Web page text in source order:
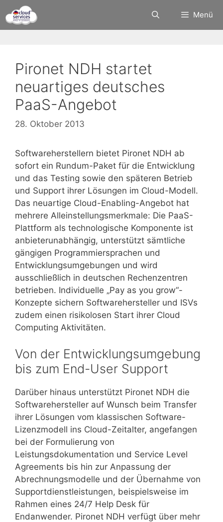
Inhalt
springen
Menü
Pironet NDH startet
neuartiges deutsches
PaaS-Angebot
28. Oktober 2013
Softwareherstellern bietet Pironet NDH ab
sofort ein Rundum-Paket für die Entwicklung
und das Testing sowie den späteren Betrieb
und Support ihrer Lösungen im Cloud-Modell.
Das neuartige Cloud-Enabling-Angebot hat
mehrere Alleinstellungsmerkmale: Die PaaS-
Plattform als technologische Komponente ist
anbieterunabhängig, unterstützt sämtliche
gängigen Programmiersprachen und
Entwicklungsumgebungen und wird
ausschließlich in deutschen Rechenzentren
betrieben. Individuelle „Pay as you grow“-
Konzepte sichern Softwarehersteller und ISVs
zudem einen risikolosen Start ihrer Cloud
Computing Aktivitäten.
Von der Entwicklungsumgebung
bis zum End-User Support
Darüber hinaus unterstützt Pironet NDH die
Softwarehersteller auf Wunsch beim Transfer
ihrer Lösungen vom klassischen Software-
Lizenzmodell ins Cloud-Zeitalter, angefangen
bei der Formulierung von
Leistungsdokumentation und Service Level
Agreements bis hin zur Anpassung der
Abrechnungsmodelle und der Übernahme von
Supportdienstleistungen, beispielsweise im
Rahmen eines 24/7 Help Desk für
Endanwender. Pironet NDH verfügt über mehr